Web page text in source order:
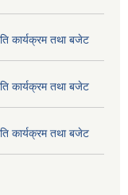
कार्यक्रम तथा बजेट
कार्यक्रम तथा बजेट
कार्यक्रम तथा बजेट